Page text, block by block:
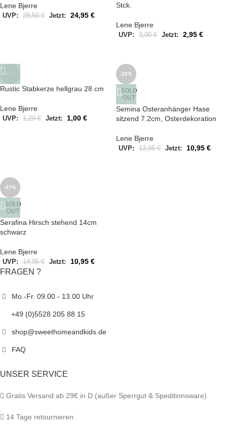
Lene Bjerre
UVP: 28,50€ Jetzt: 24,95 €
Stck.
Lene Bjerre
UVP: 3,90€ Jetzt: 2,95 €
-22%
Rustic Stabkerze hellgrau 28 cm
Lene Bjerre
UVP: 1,29€ Jetzt: 1,00 €
-22%
SOLD
OUT
Semina Osteranhänger Hase
sitzend 7.2cm, Osterdekoration
Lene Bjerre
UVP: 13,95€ Jetzt: 10,95 €
-27%
SOLD
OUT
Serafina Hirsch stehend 14cm
schwarz
Lene Bjerre
UVP: 14,95€ Jetzt: 10,95 €
FRAGEN ?
Mo.-Fr. 09.00 - 13.00 Uhr
+49 (0)5528 205 88 15
shop@sweethomeandkids.de
FAQ
UNSER SERVICE
Gratis Versand ab 29€ in D (außer Sperrgut & Speditionsware)
14 Tage retournieren